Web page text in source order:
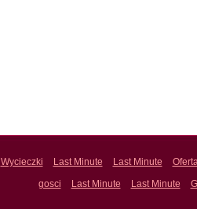
Wycieczki Last Minute Last Minute
gosci
Last Minute Last Minute